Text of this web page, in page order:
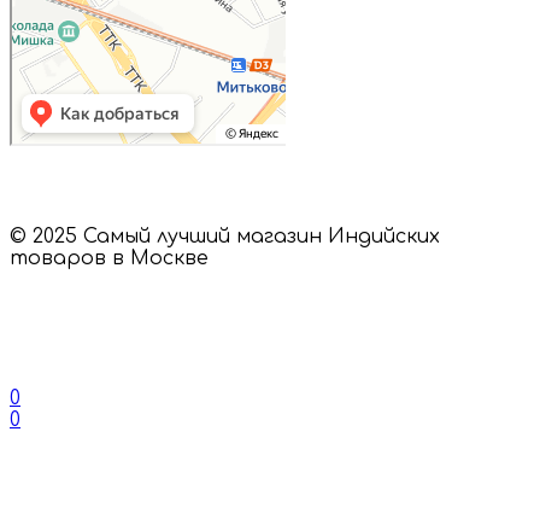
© 2025 Самый лучший магазин Индийских
товаров в Москве
0
0